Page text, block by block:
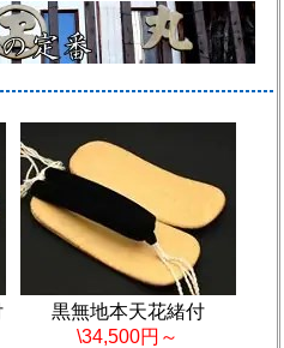
黒無地本天花緒付
\34,500円～